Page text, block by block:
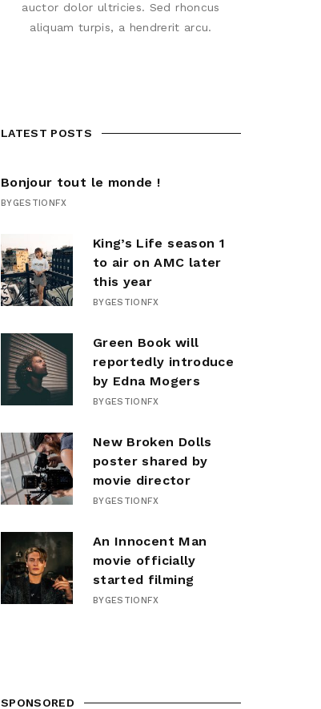
auctor dolor ultricies. Sed rhoncus
aliquam turpis, a hendrerit arcu.
LATEST POSTS
Bonjour tout le monde !
BYGESTIONFX
King’s Life season 1
to air on AMC later
this year
BYGESTIONFX
Green Book will
reportedly introduce
by Edna Mogers
BYGESTIONFX
New Broken Dolls
poster shared by
movie director
BYGESTIONFX
An Innocent Man
movie officially
started filming
BYGESTIONFX
SPONSORED